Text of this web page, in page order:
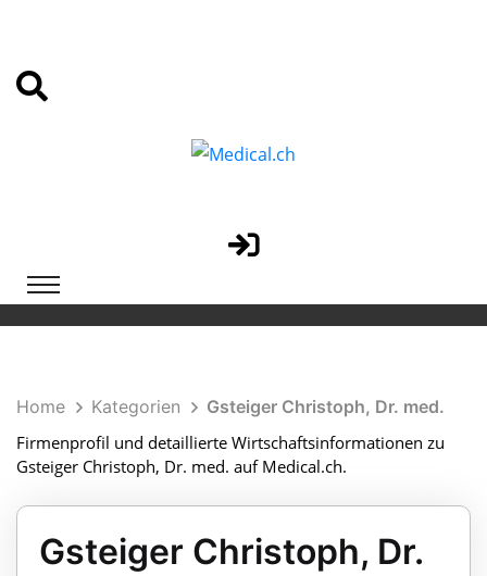
Home Kategorien
Gsteiger Christoph, Dr. med.
Firmenprofil und detaillierte Wirtschaftsinformationen zu
Gsteiger Christoph, Dr. med. auf Medical.ch.
Gsteiger Christoph, Dr.